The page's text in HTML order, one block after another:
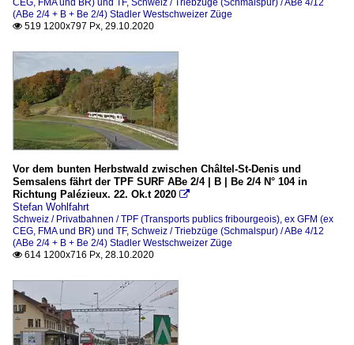
(ABe 2/4 + B + Be 2/4) Stadler Westschweizer Züge
 519 1200x797 Px, 29.10.2020
Vor dem bunten Herbstwald zwischen Châltel-St-Denis und
Semsalens fährt der TPF SURF ABe 2/4 | B | Be 2/4 N° 104 in
Richtung Palézieux. 22. Ok.t 2020 
Stefan Wohlfahrt
Schweiz / Privatbahnen / TPF (Transports publics fribourgeois), ex GFM (ex
CEG, FMA und BR) und TF, Schweiz / Triebzüge (Schmalspur) / ABe 4/12
(ABe 2/4 + B + Be 2/4) Stadler Westschweizer Züge
 614 1200x716 Px, 28.10.2020